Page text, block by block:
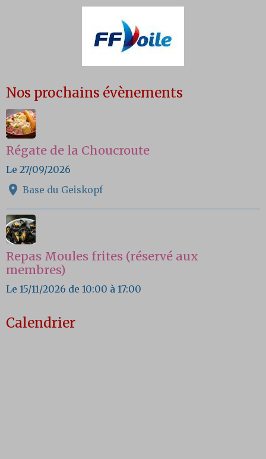
Nos prochains évènements
Régate de la Choucroute
Le 27/09/2026
Base du Geiskopf
Repas Moules frites (réservé aux
membres)
Le 15/11/2026 de 10:00 à 17:00
Calendrier